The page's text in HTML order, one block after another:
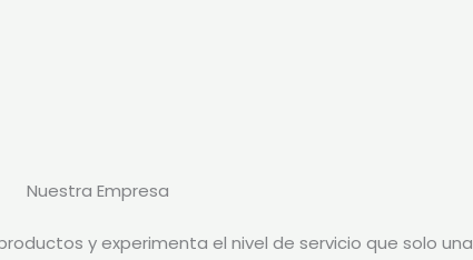
Nuestra Empresa
y experimenta el nivel de servicio que solo una